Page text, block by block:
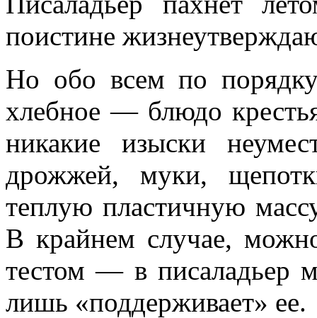
поистине
Но обо всем по
хлебное — блюдо
никакие изыски
дрожжей, муки,
теплую пластичную
В крайнем случае,
тестом — в писаладьер
лишь «поддерживает» ее.